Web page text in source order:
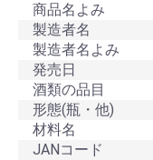
商品名よみ
製造者名
製造者名よみ
発売日
酒類の品目
形態(瓶・他)
材料名
JANコード